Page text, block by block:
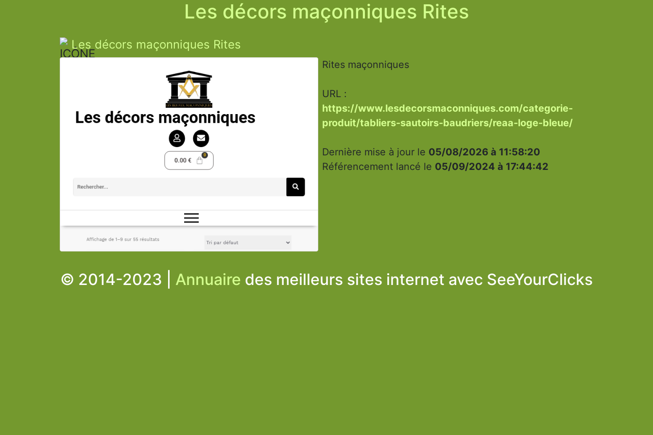
Les décors maçonniques Rites
Les décors maçonniques Rites
Rites maçonniques
URL :
https://www.lesdecorsmaconniques.com/categorie-
produit/tabliers-sautoirs-baudriers/reaa-loge-bleue/
Dernière mise à jour le 05/08/2026 à 11:58:20
Référencement lancé le 05/09/2024 à 17:44:42
© 2014-2023 | Annuaire des meilleurs sites internet avec SeeYourClicks